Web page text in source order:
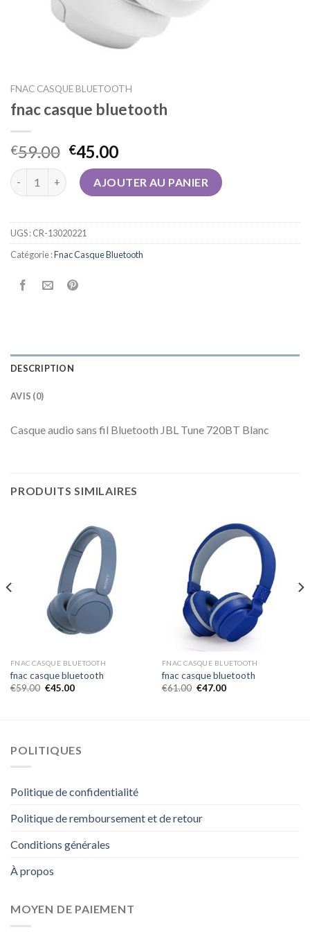
FNAC CASQUE BLUETOOTH
fnac casque bluetooth
€59.00 €45.00
quantité de fnac casque bluetooth
AJOUTER AU PANIER
UGS :CR-13020221
Catégorie :Fnac Casque Bluetooth
DESCRIPTION
AVIS (0)
Casque audio sans fil Bluetooth JBL Tune 720BT Blanc
PRODUITS SIMILAIRES
FNAC CASQUE BLUETOOTH
fnac casque bluetooth
€59.00 €45.00
FNAC CASQUE BLUETOOTH
fnac casque bluetooth
€61.00 €47.00
POLITIQUES
Politique de confidentialité
Politique de remboursement et de retour
Conditions générales
À propos
MOYEN DE PAIEMENT